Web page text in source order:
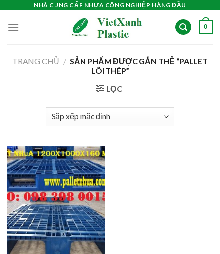
content
NHÀ CUNG CẤP NHỰA CÔNG NGHIỆP HÀNG ĐẦU
0
TRANG CHỦ / SẢN PHẨM ĐƯỢC GẮN THẺ “PALLET
LÕI THÉP”
LỌC